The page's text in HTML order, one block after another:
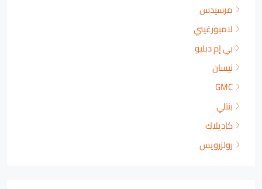
مرسيدس
لامبورغيني
بي إم دبليو
نيسان
GMC
بنتلي
كاديلاك
رولزرويس